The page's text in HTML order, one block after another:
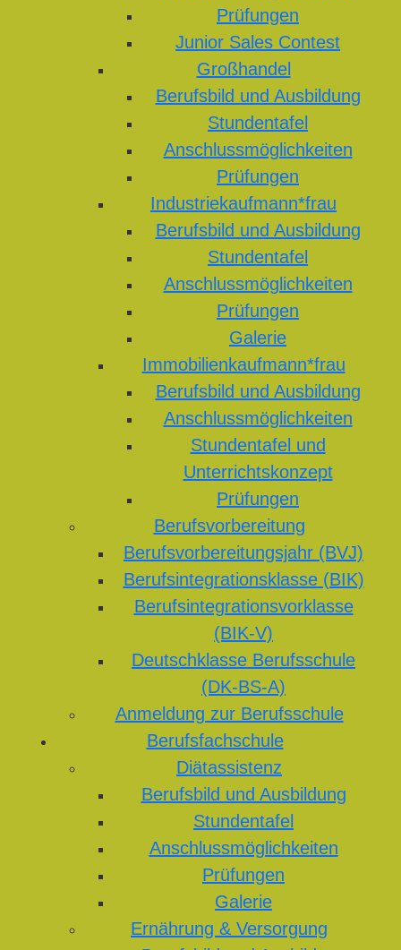
Prüfungen
Junior Sales Contest
Großhandel
Berufsbild und Ausbildung
Stundentafel
Anschlussmöglichkeiten
Prüfungen
Industriekaufmann*frau
Berufsbild und Ausbildung
Stundentafel
Anschlussmöglichkeiten
Prüfungen
Galerie
Immobilienkaufmann*frau
Berufsbild und Ausbildung
Anschlussmöglichkeiten
Stundentafel und
Unterrichtskonzept
Prüfungen
Berufsvorbereitung
Berufsvorbereitungsjahr (BVJ)
Berufsintegrationsklasse (BIK)
Berufsintegrationsvorklasse
(BIK-V)
Deutschklasse Berufsschule
(DK-BS-A)
Anmeldung zur Berufsschule
Berufsfachschule
Diätassistenz
Berufsbild und Ausbildung
Stundentafel
Anschlussmöglichkeiten
Prüfungen
Galerie
Ernährung & Versorgung